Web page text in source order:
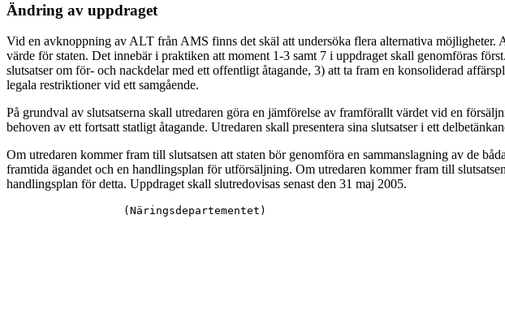
Ändring av uppdraget
Vid en avknoppning av ALT från AMS finns det skäl att undersöka flera alternativa
värde för staten. Det innebär i praktiken att moment 1-3 samt 7 i uppdraget skall genomföras
slutsatser om för- och nackdelar med ett offentligt åtagande, 3) att ta fram en konsoliderad
legala restriktioner vid ett samgående.
På grundval av slutsatserna skall utredaren göra en jämförelse av framförallt värdet vid en
behoven av ett fortsatt statligt åtagande. Utredaren skall presentera sina slutsatser i ett
Om utredaren kommer fram till slutsatsen att staten bör genomföra en sammanslagning av de
framtida ägandet och en handlingsplan för utförsäljning. Om utredaren kommer fram till
handlingsplan för detta. Uppdraget skall slutredovisas senast den 31 maj 2005.